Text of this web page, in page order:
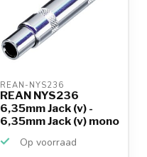
REAN-NYS236
REAN NYS236
6,35mm Jack (v) -
6,35mm Jack (v) mono
Op voorraad